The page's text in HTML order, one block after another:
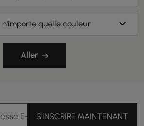
n'importe quelle couleur
Aller
E-mailS'INSCRIRE MAINTENANT